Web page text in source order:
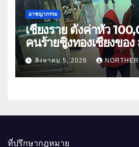
อาชญากรรม
เชียงราย ตั้งค่าหัว 100,000 บาท
คนร้ายชิงทองเชียงของ
คนร้ายตั้งจุดตรวจตามเ
สิงหาคม 5, 2026
ที่ปรึกษากฎหมาย